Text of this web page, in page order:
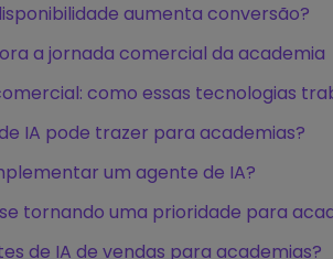
aumenta conversão?
a jornada comercial da academia
como essas tecnologias
IA pode trazer para academias?
um agente de IA?
tornando uma prioridade para
de IA de vendas para academias?